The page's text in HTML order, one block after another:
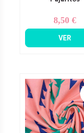
Precio
8,50 €
VER